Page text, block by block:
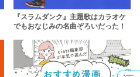
『スラムダンク』主題歌はカラオケ
でもおなじみの名曲ぞろいだった！